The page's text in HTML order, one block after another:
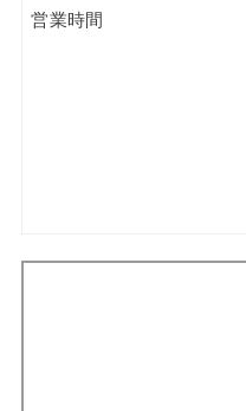
営業時間